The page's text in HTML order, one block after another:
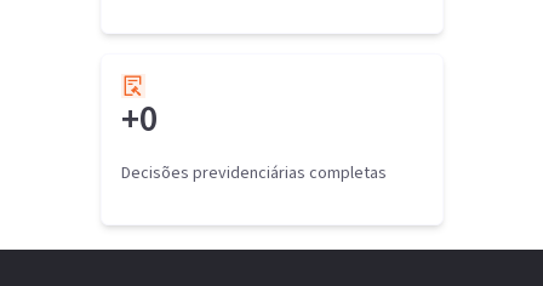
+0
Decisões previdenciárias completas